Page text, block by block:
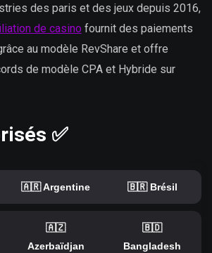
des paris et des jeux depuis 2016,
de casino fournit des paiements
au modèle RevShare et offre
de modèle CPA et Hybride sur
✅
🇦🇷 Argentine 🇧🇷 Brésil
🇦🇿
Azerbaïdjan
🇧🇩
Bangladesh